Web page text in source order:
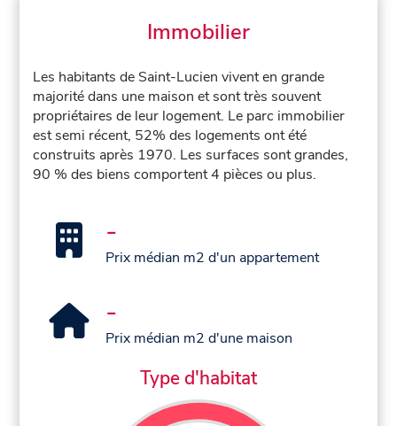
Immobilier
Les habitants de Saint-Lucien vivent en grande
majorité dans une maison et sont très souvent
propriétaires de leur logement. Le parc immobilier
est semi récent, 52% des logements ont été
construits après 1970. Les surfaces sont grandes,
90 % des biens comportent 4 pièces ou plus.
-
Prix médian m2 d'un appartement
-
Prix médian m2 d'une maison
Type d'habitat